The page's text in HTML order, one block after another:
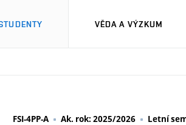
VĚDA A VÝZKUM
FSI-4PP-A Ak. rok: 2025/2026 Letní